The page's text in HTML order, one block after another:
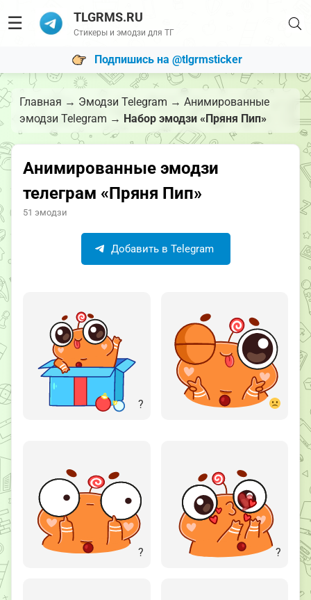
☰ TLGRMS.RU
Стикеры и эмодзи для ТГ
Подпишись на @tlgrmsticker
Главная → Эмодзи Telegram → Анимированные
эмодзи Telegram → Набор эмодзи «Пряня Пип»
Анимированные эмодзи
телеграм «Пряня Пип»
51 эмодзи
Добавить в Telegram
?
? ?